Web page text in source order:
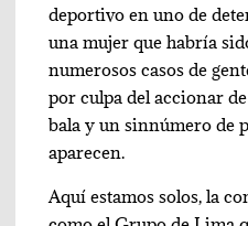
deportivo en uno de
una mujer que habría
numerosos casos de
por culpa del accionar
bala y un sinnúmero de
aparecen.
Aquí estamos solos, la